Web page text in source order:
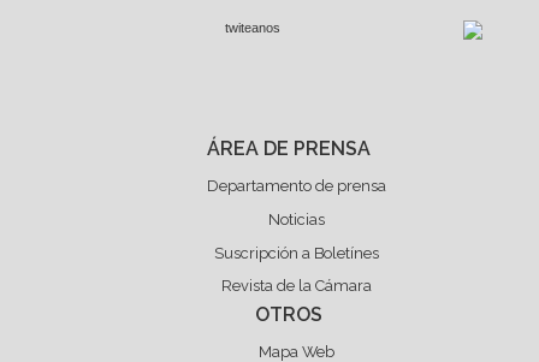
twiteanos
ÁREA DE PRENSA
Departamento de prensa
Noticias
Suscripción a Boletínes
Revista de la Cámara
OTROS
Mapa Web